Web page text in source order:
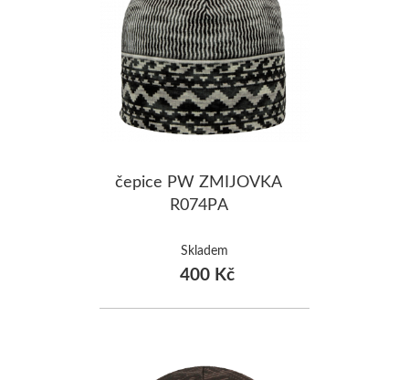
čepice PW ZMIJOVKA
R074PA
Skladem
400 Kč